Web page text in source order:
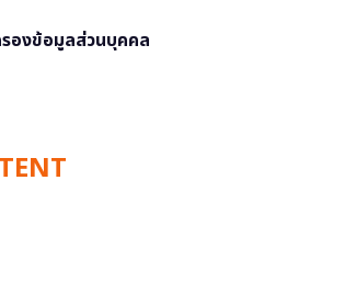
องข้อมูลส่วนบุคคล